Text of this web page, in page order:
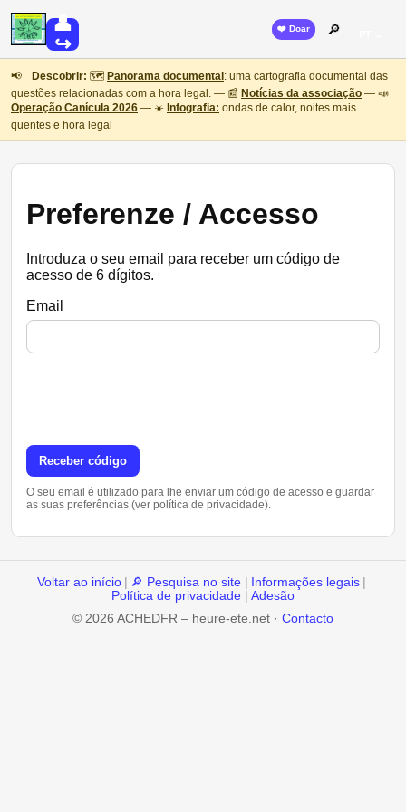
👤
↪
❤️ Doar 🔎
📢 Descobrir: 🗺️ Panorama documental : uma cartografia documental das
questões relacionadas com a hora legal. — 📰 Notícias da associação — 📣
Operação Canícula 2026 — ☀️ Infografia: ondas de calor, noites mais
quentes e hora legal
Preferenze / Accesso
Introduza o seu email para receber um código de
acesso de 6 dígitos.
Email
Receber código
O seu email é utilizado para lhe enviar um código de acesso e guardar
as suas preferências (ver política de privacidade).
Voltar ao início 🔎 Pesquisa no site Informações legais
Política de privacidade
Adesão
© 2026 ACHEDFR – heure-ete.net · Contacto